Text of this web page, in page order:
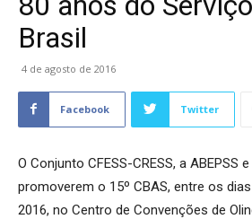
Brasil
4 de agosto de 2016
Facebook Twitter
O Conjunto CFESS-CRESS, a ABEPSS e
promoverem o 15º CBAS, entre os
2016, no Centro de Convenções de